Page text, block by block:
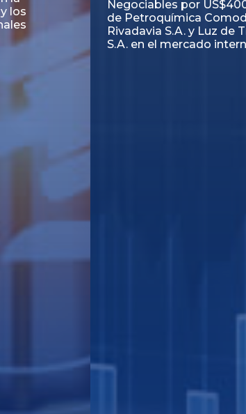
Central
Nominal
autorización para la
de los Certificados de
del Fideicomiso
Inmobiliario "Espacio